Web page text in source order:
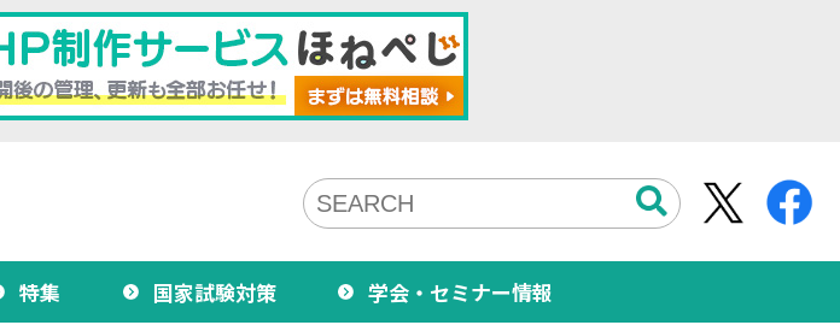
特集 国家試験対策 学会・セミナー情報